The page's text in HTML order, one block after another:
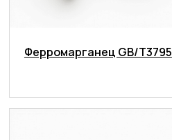
Ферромарганец GB/T3795